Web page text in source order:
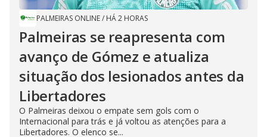
PALMEIRAS ONLINE/ HÁ 2 HORAS
Palmeiras se reapresenta com
avanço de Gómez e atualiza
situação dos lesionados antes da
Libertadores
O Palmeiras deixou o empate sem gols com o
Internacional para trás e já voltou as atenções para a
Libertadores. O elenco se...